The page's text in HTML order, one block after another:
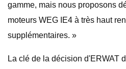
gamme, mais nous proposons
moteurs WEG IE4 à très haut
supplémentaires. »
La clé de la décision d'ERWAT